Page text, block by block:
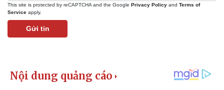
This site is protected by reCAPTCHA and the Google Privacy Policy and Terms of
Service apply.
Gửi tin